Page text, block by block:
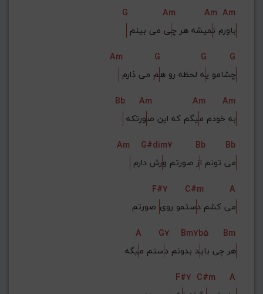
G
Am Am Am
باورم نمیشه هر چی می بینم
Am
G G
G
چشامو یه لحظه رو هم می ذارم
Bb
Am Am
Am
به خودم میگم که این صورتکه
Am
G#dim7 Bb
Bb
می تونم از صورتم ورش دارم
F#7
C#m
A
می کشم دستمو روی صورتم
A
G7 Bm7b5
Bm
هر چی باید بدونم دستم میگه
F#7 C#m
A